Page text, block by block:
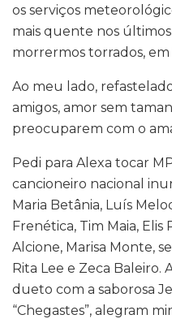
os serviços
mais quente nos últimos
morrermos torrados, em
Ao meu lado,
amigos, amor sem
preocuparem com o
Pedi para Alexa tocar
cancioneiro nacional
Maria Betânia, Luís
Frenética, Tim Maia, Elis
Alcione, Marisa Monte,
Rita Lee e Zeca Baleiro.
dueto com a saborosa
“Chegastes”, alegram